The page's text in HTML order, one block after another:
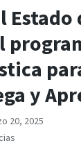
Estado
y
20, 2025